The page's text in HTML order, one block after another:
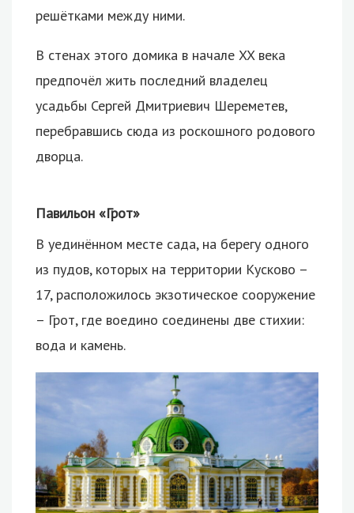
решётками между ними.
В стенах этого домика в начале XX века
предпочёл жить последний владелец
усадьбы Сергей Дмитриевич Шереметев,
перебравшись сюда из роскошного родового
дворца.
Павильон «Грот»
В уединённом месте сада, на берегу одного
из пудов, которых на территории Кусково –
17, расположилось экзотическое сооружение
– Грот, где воедино соединены две стихии:
вода и камень.